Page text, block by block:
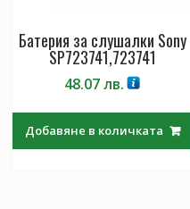
Батерия за слушалки Sony
SP723741,723741
48.07лв.
Добавяне в количката